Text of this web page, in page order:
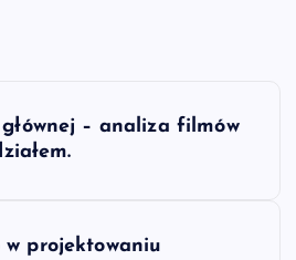
– analiza filmów
w projektowaniu